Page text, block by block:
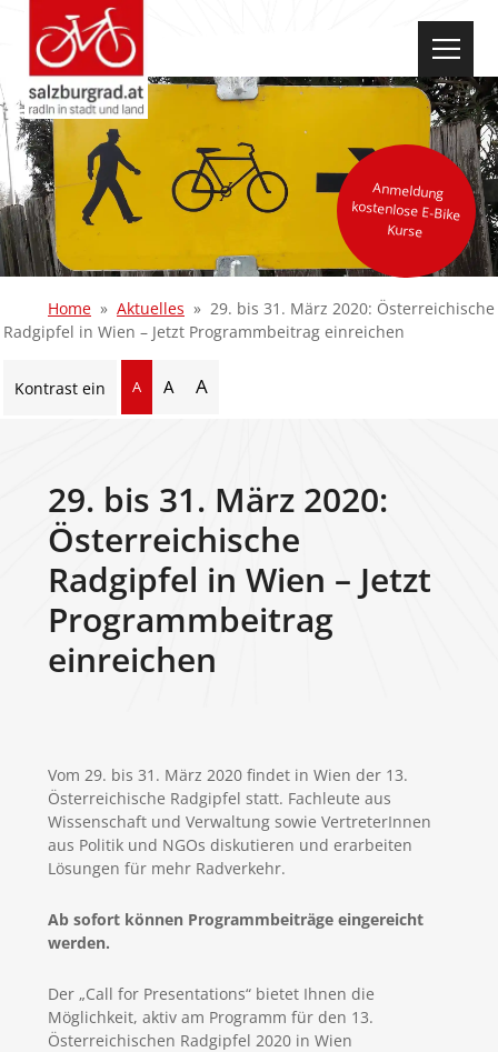
Anmeldung
kostenlose E-Bike
Kurse
Home Aktuelles
29. bis 31. März 2020: Österreichische
Radgipfel in Wien – Jetzt Programmbeitrag einreichen
Kontrast ein A A A
29. bis 31. März 2020:
Österreichische
Radgipfel in Wien – Jetzt
Programmbeitrag
einreichen
Vom 29. bis 31. März 2020 findet in Wien der 13.
Österreichische Radgipfel statt. Fachleute aus
Wissenschaft und Verwaltung sowie VertreterInnen
aus Politik und NGOs diskutieren und erarbeiten
Lösungen für mehr Radverkehr.
Ab sofort können Programmbeiträge eingereicht
werden.
Der „Call for Presentations“ bietet Ihnen die
Möglichkeit, aktiv am Programm für den 13.
Österreichischen Radgipfel 2020 in Wien